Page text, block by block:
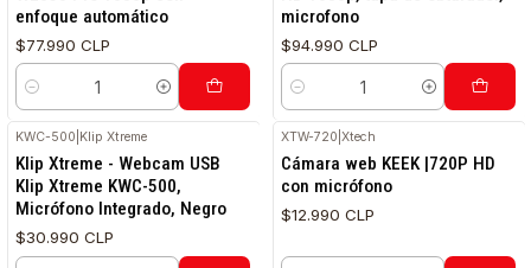
enfoque automático
$77.990 CLP
Cantidad
microfono
$94.990 CLP
Cantidad
KWC-500 Klip Xtreme
Klip Xtreme - Webcam USB
Klip Xtreme KWC-500,
Micrófono Integrado, Negro
$30.990 CLP
XTW-720 |Xtech
Cámara web KEEK |720P HD
con micrófono
$12.990 CLP